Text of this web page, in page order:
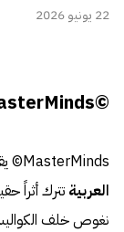
22 يونيو 2026
©MasterMinds - ماستر مايندز
MasterMinds© يقرّبك وجهاً لوجه من
العربية تترك أثراً
نغوص خلف